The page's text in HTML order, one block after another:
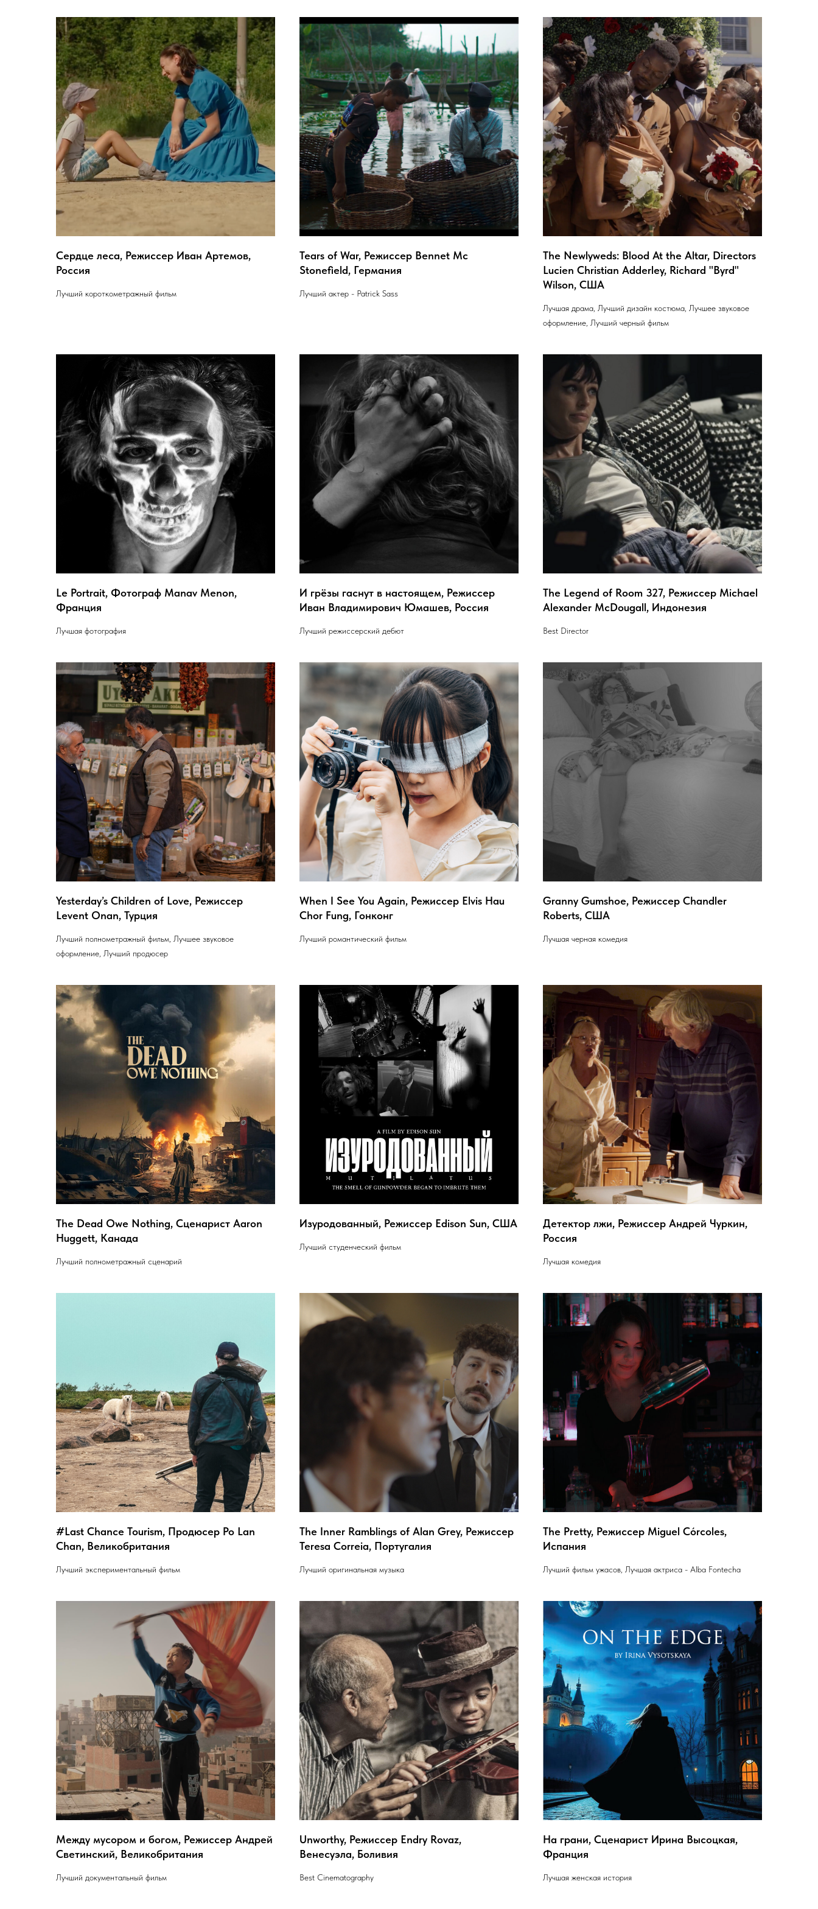
Сердце леса, Режиссер Иван Артемов,
Россия
Лучший короткометражный фильм
Tears of War, Режиссер Bennet Mc
Stonefield, Германия
Лучший актер - Patrick Sass
The Newlyweds: Blood At the Altar, Directors
Lucien Christian Adderley, Richard "Byrd"
Wilson, США
Лучшая драма, Лучший дизайн костюма, Лучшее звуковое
оформление, Лучший черный фильм
Le Portrait, Фотограф Manav Menon,
Франция
Лучшая фотография
И грёзы гаснут в настоящем, Режиссер
Иван Владимирович Юмашев, Россия
Лучший режиссерский дебют
The Legend of Room 327, Режиссер Michael
Alexander McDougall, Индонезия
Best Director
Yesterday’s Children of Love, Режиссер
Levent Onan, Турция
Лучший полнометражный фильм, Лучшее звуковое
оформление, Лучший продюсер
When I See You Again, Режиссер Elvis Hau
Chor Fung, Гонконг
Лучший романтический фильм
Granny Gumshoe, Режиссер Chandler
Roberts, США
Лучшая черная комедия
The Dead Owe Nothing, Сценарист Aaron
Huggett, Канада
Лучший полнометражный сценарий
Изуродованный, Режиссер Edison Sun, США
Лучший студенческий фильм
Детектор лжи, Режиссер Андрей Чуркин,
Россия
Лучшая комедия
#Last Chance Tourism, Продюсер Po Lan
Chan, Великобритания
Лучший экспериментальный фильм
The Inner Ramblings of Alan Grey, Режиссер
Teresa Correia, Португалия
Лучший оригинальная музыка
The Pretty, Режиссер Miguel Córcoles,
Испания
Лучший фильм ужасов, Лучшая актриса - Alba Fontecha
Между мусором и богом, Режиссер Андрей
Светинский, Великобритания
Лучший документальный фильм
Unworthy, Режиссер Endry Rovaz,
Венесуэла, Боливия
Best Cinematography
На грани, Сценарист Ирина Высоцкая,
Франция
Лучшая женская история